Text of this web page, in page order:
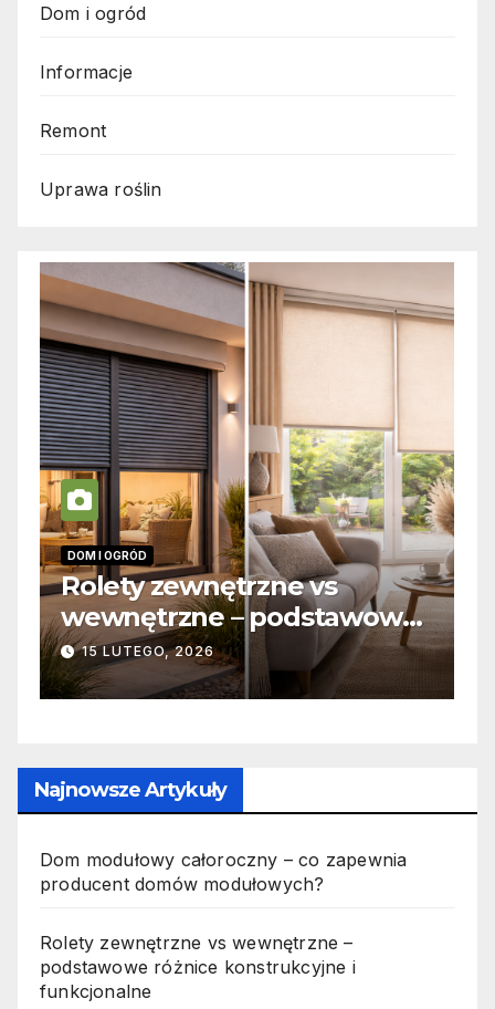
Dom i ogród
Informacje
Remont
Uprawa roślin
zewnętrzne vs
– podstawowe
konstrukcyjne i
2026
INFORMACJE
Zabicie
jak
19
Najnowsze Artykuły
Dom modułowy całoroczny – co zapewnia
producent domów modułowych?
Rolety zewnętrzne vs wewnętrzne –
podstawowe różnice konstrukcyjne i
funkcjonalne